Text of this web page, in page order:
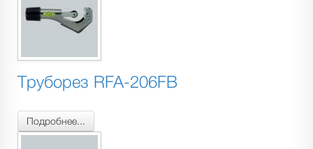
Труборез RFA-206FB
Подробнее...